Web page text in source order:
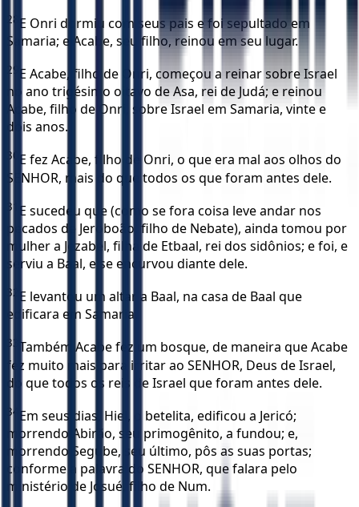
28 E Onri dormiu com seus pais e foi sepultado em
Samaria; e Acabe, seu filho, reinou em seu lugar.
29 E Acabe, filho de Onri, começou a reinar sobre Israel
no ano trigésimo oitavo de Asa, rei de Judá; e reinou
Acabe, filho de Onri, sobre Israel em Samaria, vinte e
dois anos.
30 E fez Acabe, filho de Onri, o que era mal aos olhos do
SENHOR, mais do que todos os que foram antes dele.
31
E sucedeu que (como se fora coisa leve andar nos
pecados de Jeroboão, filho de Nebate), ainda tomou por
mulher a Jezabel, filha de Etbaal, rei dos sidônios; e foi, e
serviu a Baal, e se encurvou diante dele.
32 E levantou um altar a Baal, na casa de Baal que
edificara em Samaria.
33 Também Acabe fez um bosque, de maneira que Acabe
fez muito mais para irritar ao SENHOR, Deus de Israel,
do que todos os reis de Israel que foram antes dele.
34 Em seus dias, Hiel, o betelita, edificou a Jericó;
morrendo Abirão, seu primogênito, a fundou; e,
morrendo Segube, seu último, pôs as suas portas;
conforme a palavra do SENHOR, que falara pelo
ministério de Josué, filho de Num.